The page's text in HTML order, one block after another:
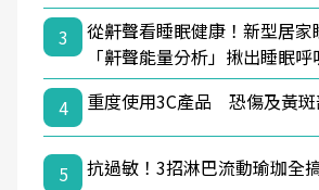
3
從鼾聲看睡眠健康！新型居家
「鼾聲能量分析」揪出睡眠
4
重度使用3C產品 恐傷及黃斑
5 抗過敏！3招淋巴流動瑜珈全